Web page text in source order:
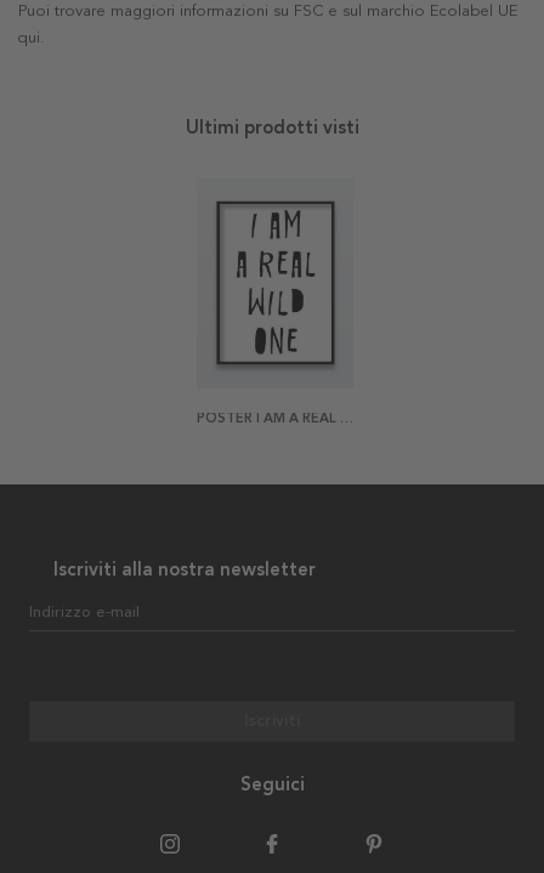
Puoi trovare maggiori informazioni su FSC e sul marchio Ecolabel UE
qui.
Ultimi prodotti visti
POSTER I AM A REAL WILD ONE
Iscriviti alla nostra newsletter
Indirizzo e-mail
Seguici